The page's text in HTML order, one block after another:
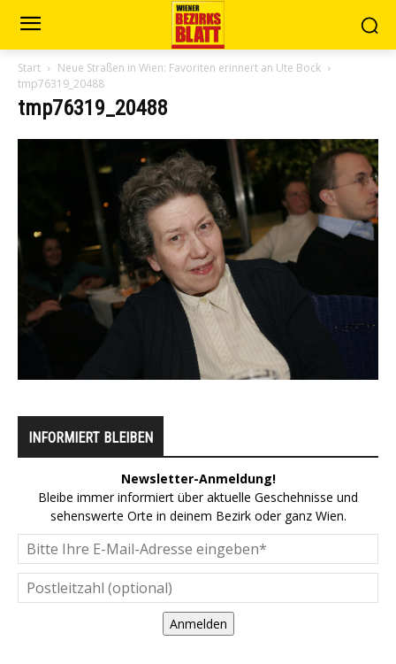
Start
Neue Straßen in Wien: Favoriten erinnert an Ute Bock
tmp76319_20488
tmp76319_20488
INFORMIERT BLEIBEN
Newsletter-Anmeldung!
Bleibe immer informiert über aktuelle Geschehnisse und
sehenswerte Orte in deinem Bezirk oder ganz Wien.
Anmelden